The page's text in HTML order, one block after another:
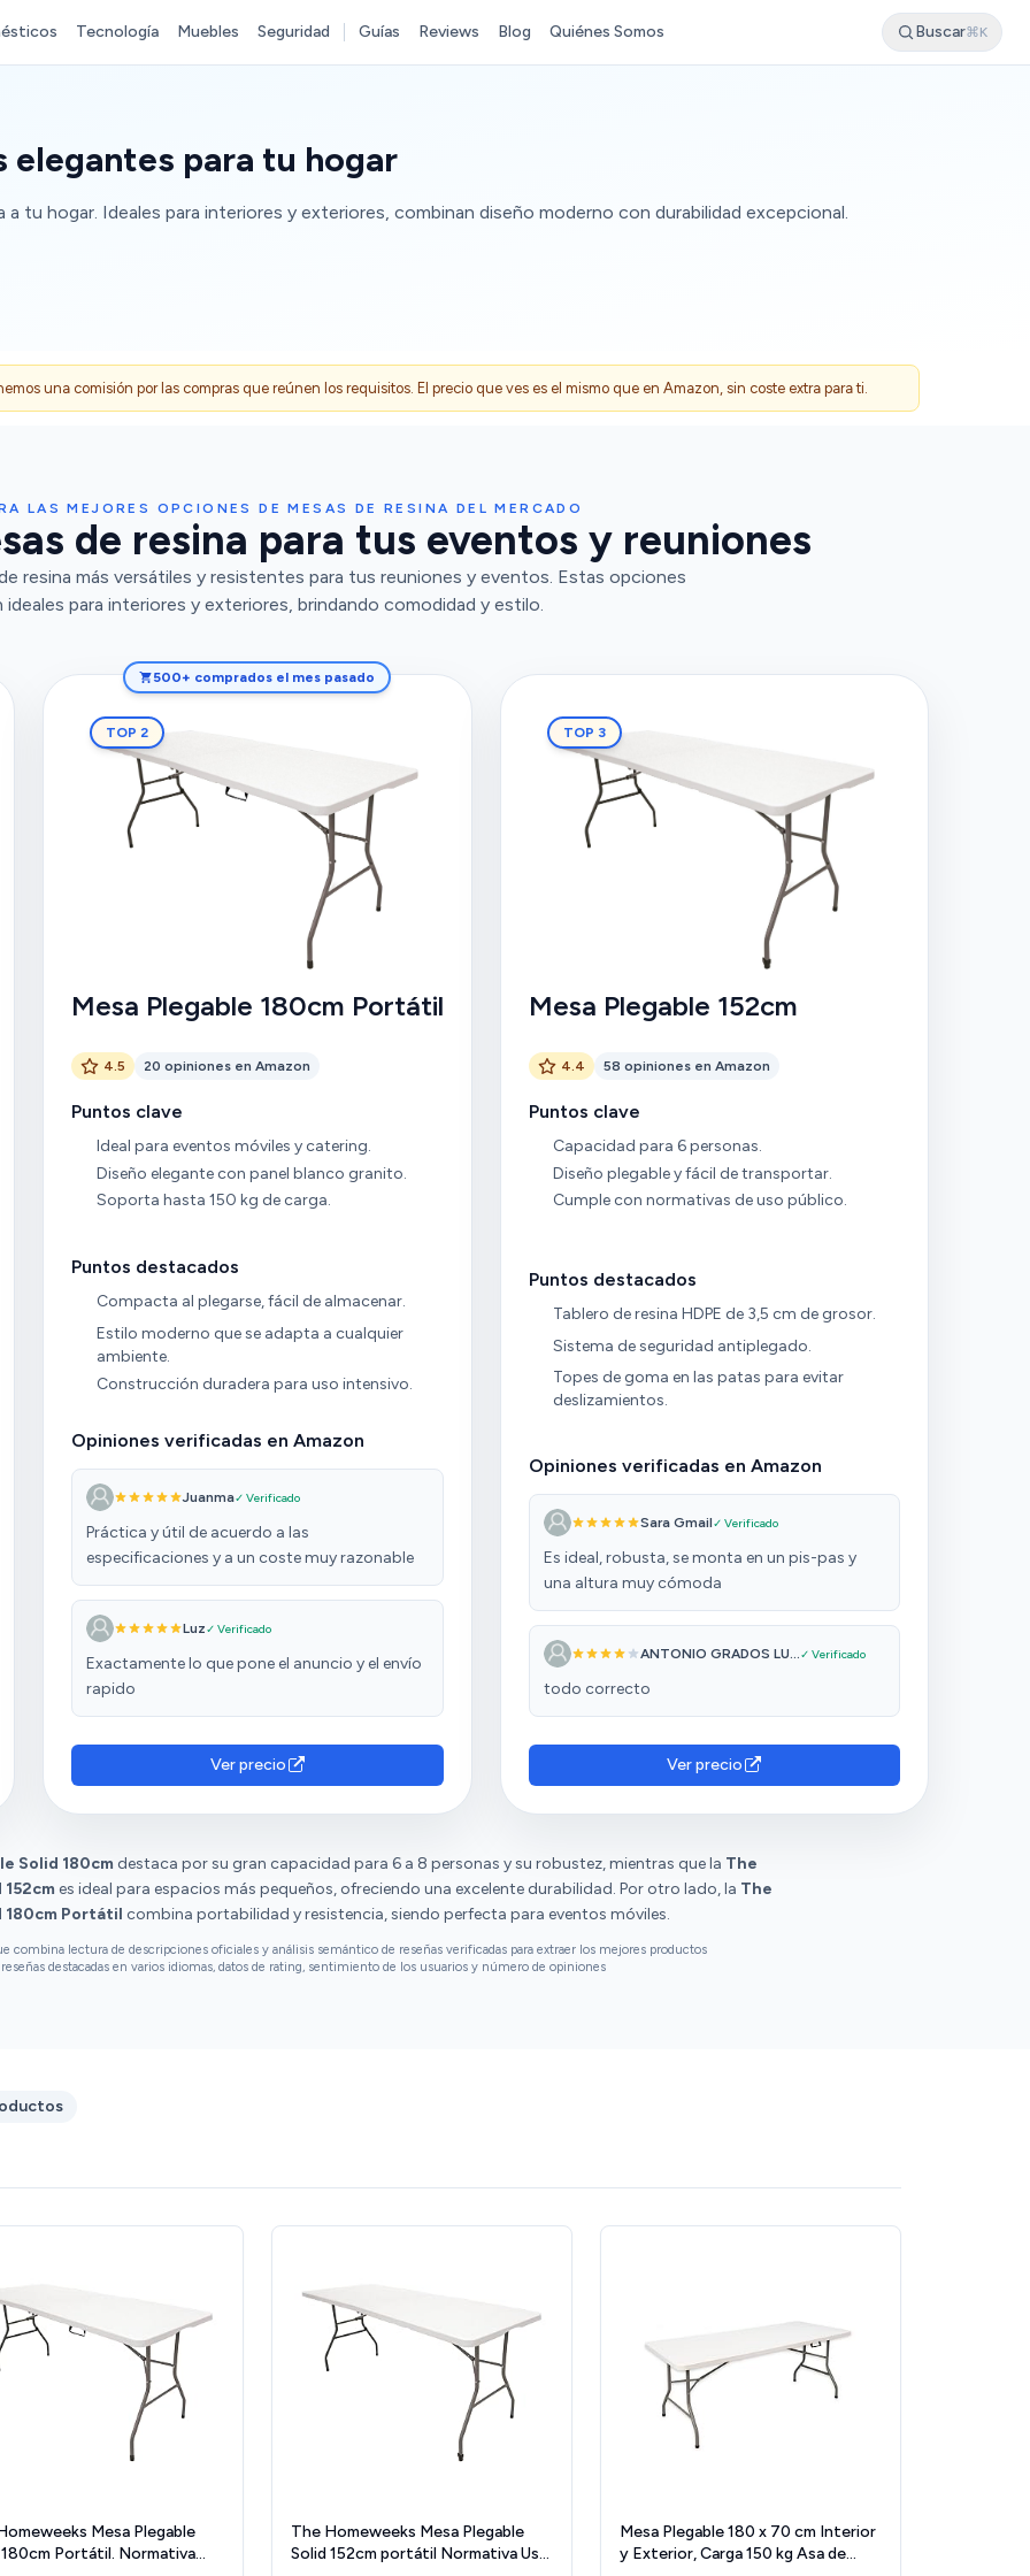
Tecnología Muebles Seguridad Guías Reviews Blog Quiénes Somos Buscar⌘K
elegantes para tu hogar
tu hogar. Ideales para interiores y exteriores, combinan diseño moderno con durabilidad excepcional.
una comisión por las compras que reúnen los requisitos. El precio que ves es el mismo que en Amazon, sin coste extra para ti.
LAS MEJORES OPCIONES DE MESAS DE RESINA DEL MERCADO
de resina para tus eventos y reuniones
resina más versátiles y resistentes para tus reuniones y eventos. Estas opciones
ideales para interiores y exteriores, brindando comodidad y estilo.
500+ comprados el mes pasado
TOP 2
Mesa Plegable 180cm Portátil
4.5 20 opiniones en Amazon
Puntos clave
Ideal para eventos móviles y catering.
Diseño elegante con panel blanco granito.
Soporta hasta 150 kg de carga.
Puntos destacados
Compacta al plegarse, fácil de almacenar.
Estilo moderno que se adapta a cualquier
ambiente.
Construcción duradera para uso intensivo.
Opiniones verificadas en Amazon
Juanma✓ Verificado
Práctica y útil de acuerdo a las
especificaciones y a un coste muy razonable
Luz✓ Verificado
Exactamente lo que pone el anuncio y el envío
rapido
Ver precio
TOP 3
Mesa Plegable 152cm
4.4 58 opiniones en Amazon
Puntos clave
Capacidad para 6 personas.
Diseño plegable y fácil de transportar.
Cumple con normativas de uso público.
Puntos destacados
Tablero de resina HDPE de 3,5 cm de grosor.
Sistema de seguridad antiplegado.
Topes de goma en las patas para evitar
deslizamientos.
Opiniones verificadas en Amazon
Sara Gmail✓ Verificado
Es ideal, robusta, se monta en un pis-pas y
una altura muy cómoda
ANTONIO GRADOS LU...✓ Verificado
todo correcto
Ver precio
Solid 180cm destaca por su gran capacidad para 6 a 8 personas y su robustez, mientras que la The
es ideal para espacios más pequeños, ofreciendo una excelente durabilidad. Por otro lado, la The
180cm Portátil combina portabilidad y resistencia, siendo perfecta para eventos móviles.
combina lectura de descripciones oficiales y análisis semántico de reseñas verificadas para extraer los mejores productos
destacadas en varios idiomas, datos de rating, sentimiento de los usuarios y número de opiniones
Mesa Plegable
Portátil. Normativa
The Homeweeks Mesa Plegable
Solid 152cm portátil Normativa Uso
Mesa Plegable 180 x 70 cm Interior
y Exterior, Carga 150 kg Asa de